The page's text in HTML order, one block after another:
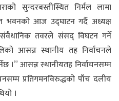
सुन्दरबस्तीस्थित निर्मल लामा
भवनको आज उद्घाटन गर्दै अध्यक्ष
तवरले संसद् विघटन गर्ने
आसन्न स्थानीय तह निर्वाचनले
।” आसन्न स्थानीयतह निर्वाचनसम्म
प्रतिगमनविरुद्धको पाँच दलीय
।